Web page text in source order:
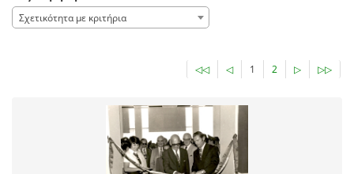
Σχετικότητα με κριτήρια
◁◁ ◁ 1 2 ▷ ▷▷